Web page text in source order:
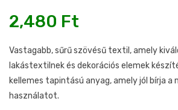
2,480 Ft
Vastagabb, sűrű szövésű textil, amely
lakástextilnek és dekorációs elemek
kellemes tapintású anyag, amely jól bírja a
használatot.